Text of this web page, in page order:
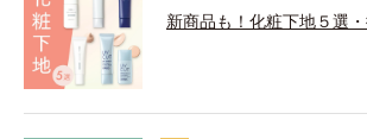
新商品も！化粧下地５選